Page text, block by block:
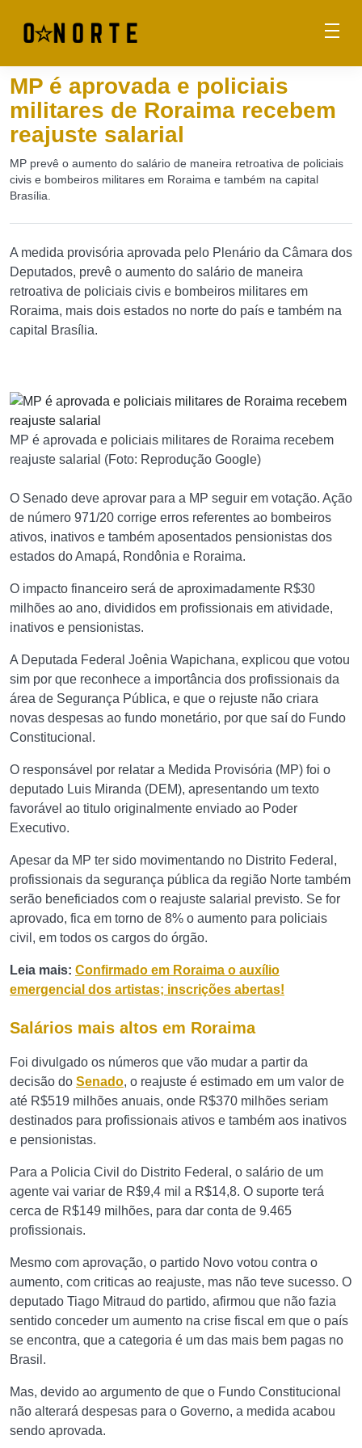
MP é aprovada e policiais
militares de Roraima recebem
reajuste salarial
MP prevê o aumento do salário de maneira retroativa de policiais
civis e bombeiros militares em Roraima e também na capital
Brasília.
A medida provisória aprovada pelo Plenário da Câmara dos
Deputados, prevê o aumento do salário de maneira
retroativa de policiais civis e bombeiros militares em
Roraima, mais dois estados no norte do país e também na
capital Brasília.
MP é aprovada e policiais militares de Roraima recebem
reajuste salarial (Foto: Reprodução Google)
O Senado deve aprovar para a MP seguir em votação. Ação
de número 971/20 corrige erros referentes ao bombeiros
ativos, inativos e também aposentados pensionistas dos
estados do Amapá, Rondônia e Roraima.
O impacto financeiro será de aproximadamente R$30
milhões ao ano, divididos em profissionais em atividade,
inativos e pensionistas.
A Deputada Federal Joênia Wapichana, explicou que votou
sim por que reconhece a importância dos profissionais da
área de Segurança Pública, e que o rejuste não criara
novas despesas ao fundo monetário, por que saí do Fundo
Constitucional.
O responsável por relatar a Medida Provisória (MP) foi o
deputado Luis Miranda (DEM), apresentando um texto
favorável ao titulo originalmente enviado ao Poder
Executivo.
Apesar da MP ter sido movimentando no Distrito Federal,
profissionais da segurança pública da região Norte também
serão beneficiados com o reajuste salarial previsto. Se for
aprovado, fica em torno de 8% o aumento para policiais
civil, em todos os cargos do órgão.
Leia mais: Confirmado em Roraima o auxílio
emergencial dos artistas; inscrições abertas!
Salários mais altos em Roraima
Foi divulgado os números que vão mudar a partir da
decisão do Senado, o reajuste é estimado em um valor de
até R$519 milhões anuais, onde R$370 milhões seriam
destinados para profissionais ativos e também aos inativos
e pensionistas.
Para a Policia Civil do Distrito Federal, o salário de um
agente vai variar de R$9,4 mil a R$14,8. O suporte terá
cerca de R$149 milhões, para dar conta de 9.465
profissionais.
Mesmo com aprovação, o partido Novo votou contra o
aumento, com criticas ao reajuste, mas não teve sucesso. O
deputado Tiago Mitraud do partido, afirmou que não fazia
sentido conceder um aumento na crise fiscal em que o país
se encontra, que a categoria é um das mais bem pagas no
Brasil.
Mas, devido ao argumento de que o Fundo Constitucional
não alterará despesas para o Governo, a medida acabou
sendo aprovada.